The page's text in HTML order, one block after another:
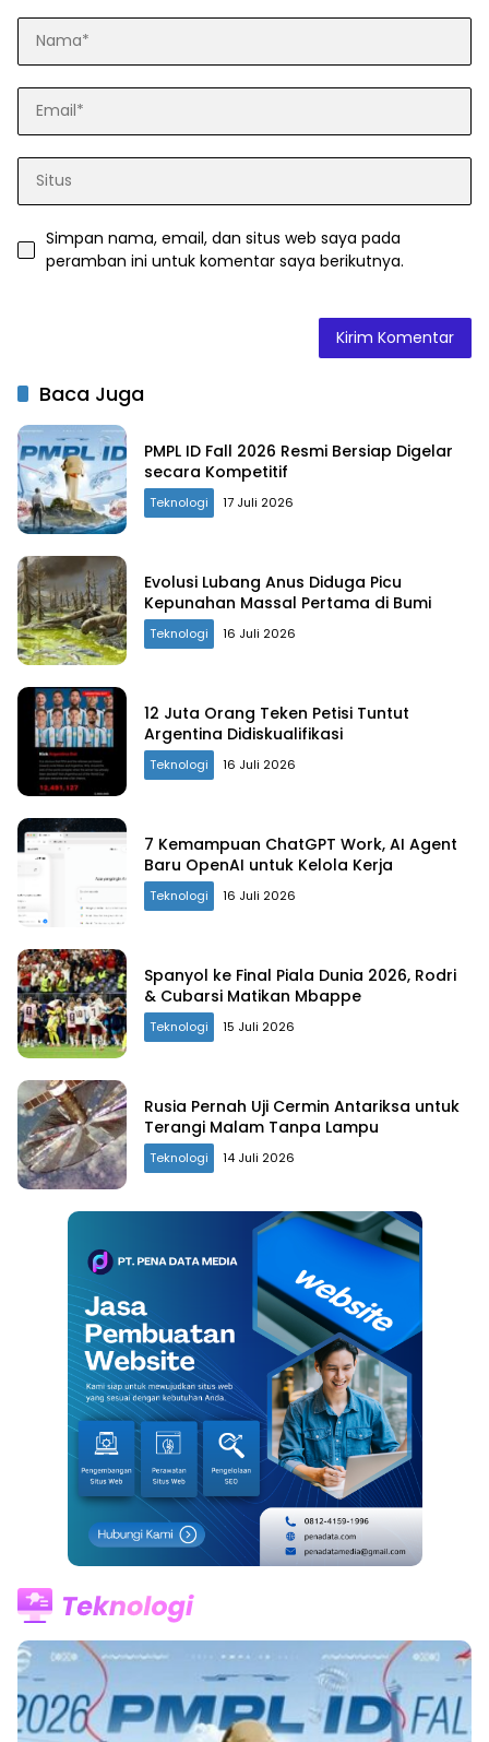
Simpan nama, email, dan situs web saya pada
peramban ini untuk komentar saya berikutnya.
Baca Juga
PMPL ID Fall 2026 Resmi Bersiap Digelar
secara Kompetitif
Teknologi 17 Juli 2026
Evolusi Lubang Anus Diduga Picu
Kepunahan Massal Pertama di Bumi
Teknologi 16 Juli 2026
12 Juta Orang Teken Petisi Tuntut
Argentina Didiskualifikasi
Teknologi 16 Juli 2026
7 Kemampuan ChatGPT Work, AI Agent
Baru OpenAI untuk Kelola Kerja
Teknologi 16 Juli 2026
Spanyol ke Final Piala Dunia 2026, Rodri
& Cubarsi Matikan Mbappe
Teknologi 15 Juli 2026
Rusia Pernah Uji Cermin Antariksa untuk
Terangi Malam Tanpa Lampu
Teknologi 14 Juli 2026